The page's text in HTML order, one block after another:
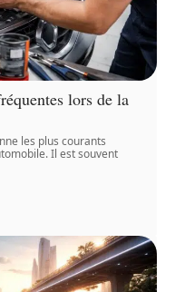
lors de la
les plus courants
Il est souvent